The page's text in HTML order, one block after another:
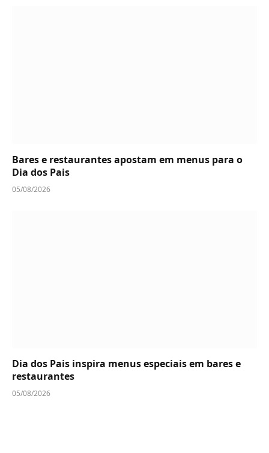
Bares e restaurantes apostam em menus para o
Dia dos Pais
05/08/2026
Dia dos Pais inspira menus especiais em bares e
restaurantes
05/08/2026